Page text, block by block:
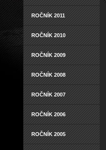
ROČNÍK 2011
ROČNÍK 2010
ROČNÍK 2009
ROČNÍK 2008
ROČNÍK 2007
ROČNÍK 2006
ROČNÍK 2005